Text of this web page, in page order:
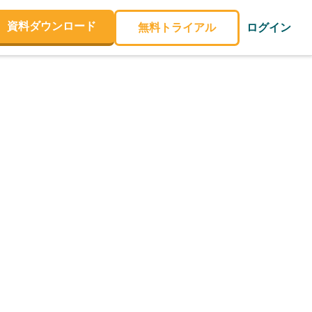
資料ダウンロード 無料トライアル ログイン